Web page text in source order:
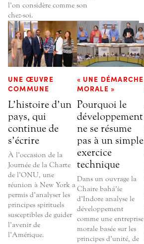
l’on considère comme son
chez-soi.
UNE ŒUVRE
COMMUNE
L’histoire d’un
pays, qui
continue de
s’écrire
À l’occasion de la
Journée de la Charte
de l’ONU, une
réunion à New York a
permis d’analyser les
principes spirituels
susceptibles de guider
l’avenir de
l’Amérique.
« UNE DÉMARCHE
MORALE »
Pourquoi le
développement
ne se résume
pas à un simple
exercice
technique
Dans un ouvrage la
Chaire bahá’íe
d’Indore analyse le
développement
comme une entreprise
morale basée sur les
principes d’unité, de